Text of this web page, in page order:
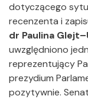
dotyczącego
recenzenta i
dr Paulina
uwzględniono
reprezentujący
prezydium
pozytywnie.